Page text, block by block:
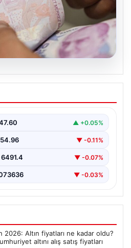
ne zaman yatacak?
emekli ikramiye
▲ +0.05%
54.96 ▼ -0.11%
6491.4 ▼ -0.07%
▼ -0.03%
2026: Altın fiyatları ne kadar oldu?
altını alış satış fiyatları